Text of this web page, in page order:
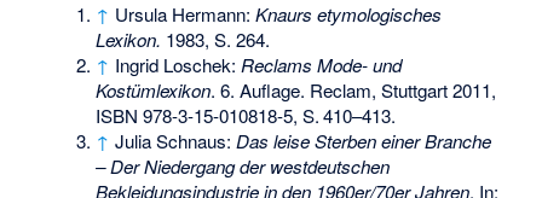
↑ Ursula Hermann:Knaurs etymologisches
Lexikon. 1983, S. 264.
↑ Ingrid Loschek:Reclams Mode- und
Kostümlexikon. 6. Auflage. Reclam, Stuttgart 2011,
ISBN 978-3-15-010818-5,S.410–413.
↑ Julia Schnaus:Das leise Sterben einer Branche
– Der Niedergang der westdeutschen
Bekleidungsindustrie in den 1960er/70er Jahren. In: